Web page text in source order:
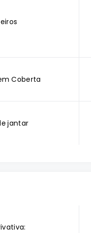
Coberta
jantar